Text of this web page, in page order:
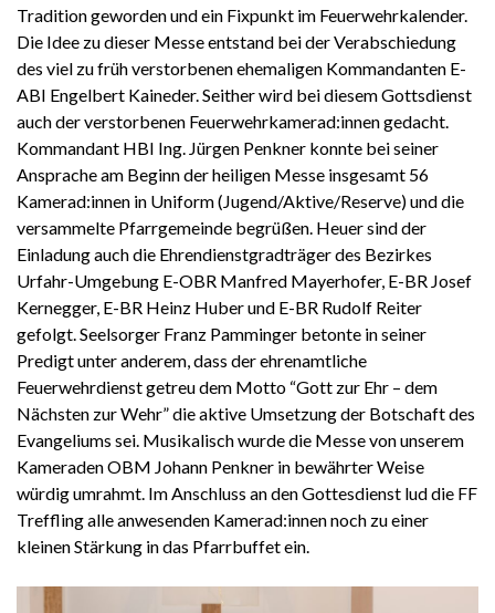
Tradition geworden und ein Fixpunkt im Feuerwehrkalender.
Die Idee zu dieser Messe entstand bei der Verabschiedung
des viel zu früh verstorbenen ehemaligen Kommandanten E-
ABI Engelbert Kaineder. Seither wird bei diesem Gottsdienst
auch der verstorbenen Feuerwehrkamerad:innen gedacht.
Kommandant HBI Ing. Jürgen Penkner konnte bei seiner
Ansprache am Beginn der heiligen Messe insgesamt 56
Kamerad:innen in Uniform (Jugend/Aktive/Reserve) und die
versammelte Pfarrgemeinde begrüßen. Heuer sind der
Einladung auch die Ehrendienstgradträger des Bezirkes
Urfahr-Umgebung E-OBR Manfred Mayerhofer, E-BR Josef
Kernegger, E-BR Heinz Huber und E-BR Rudolf Reiter
gefolgt. Seelsorger Franz Pamminger betonte in seiner
Predigt unter anderem, dass der ehrenamtliche
Feuerwehrdienst getreu dem Motto “Gott zur Ehr – dem
Nächsten zur Wehr” die aktive Umsetzung der Botschaft des
Evangeliums sei. Musikalisch wurde die Messe von unserem
Kameraden OBM Johann Penkner in bewährter Weise
würdig umrahmt. Im Anschluss an den Gottesdienst lud die FF
Treffling alle anwesenden Kamerad:innen noch zu einer
kleinen Stärkung in das Pfarrbuffet ein.